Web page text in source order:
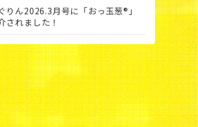
りん2026.3月号に「おっ玉葱®」
されました！